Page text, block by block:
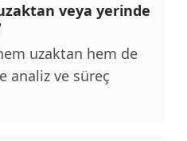
veya yerinde
uzaktan hem de
analiz ve süreç